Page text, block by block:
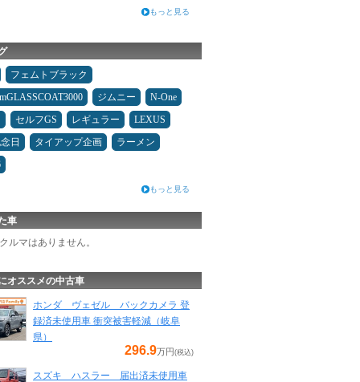
もっと見る
フェムトブラック
ジムニー
N-One
セルフGS レギュラー
LEXUS
日
タイアップ企画
ラーメン
もっと見る
車
ルマはありません。
オススメの中古車
ホンダ ヴェゼル バックカメラ 登
録済未使用車 衝突被害軽減（岐阜
県）
296.9万円(税込)
スズキ ハスラー 届出済未使用車